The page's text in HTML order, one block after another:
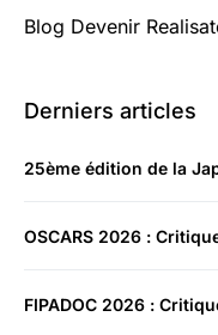
Blog Devenir
Derniers articles
25ème édition de la
OSCARS 2026 :
FIPADOC 2026 :